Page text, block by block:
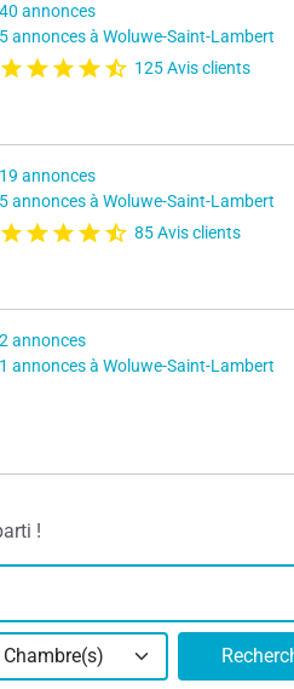
40 annonces
5 annonces à Woluwe-Saint-Lambert
125 Avis clients
19 annonces
5 annonces à Woluwe-Saint-Lambert
85 Avis clients
2 annonces
1 annonces à Woluwe-Saint-Lambert
!
Chambre(s)